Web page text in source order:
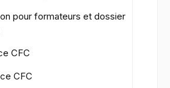
pour formateurs et dossier
CFC
CFC